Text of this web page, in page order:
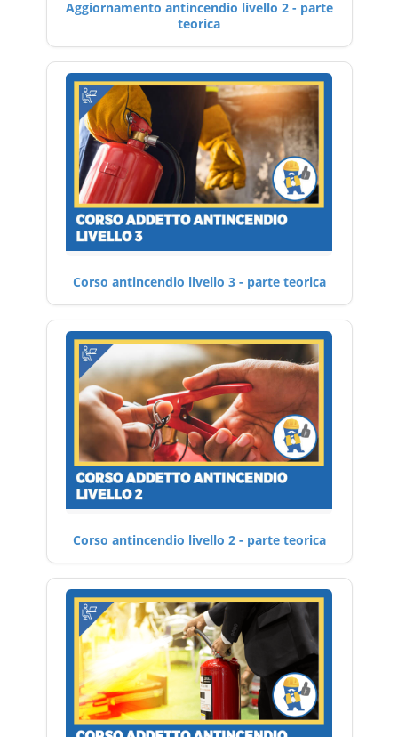
Aggiornamento antincendio livello 2 - parte
teorica
Corso antincendio livello 3 - parte teorica
Corso antincendio livello 2 - parte teorica